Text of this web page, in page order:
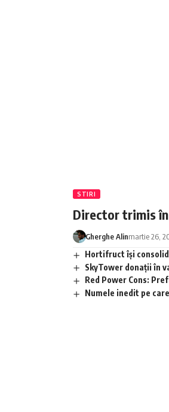
STIRI
Director trimis în
Gherghe Alinmartie 26,
Hortifruct își
SkyTower donații în
Red Power Cons:
Numele inedit pe